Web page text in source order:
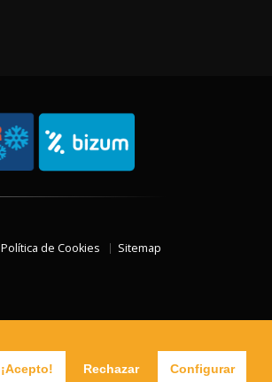
¡Acepto! Rechazar Configurar
Política de Cookies Sitemap